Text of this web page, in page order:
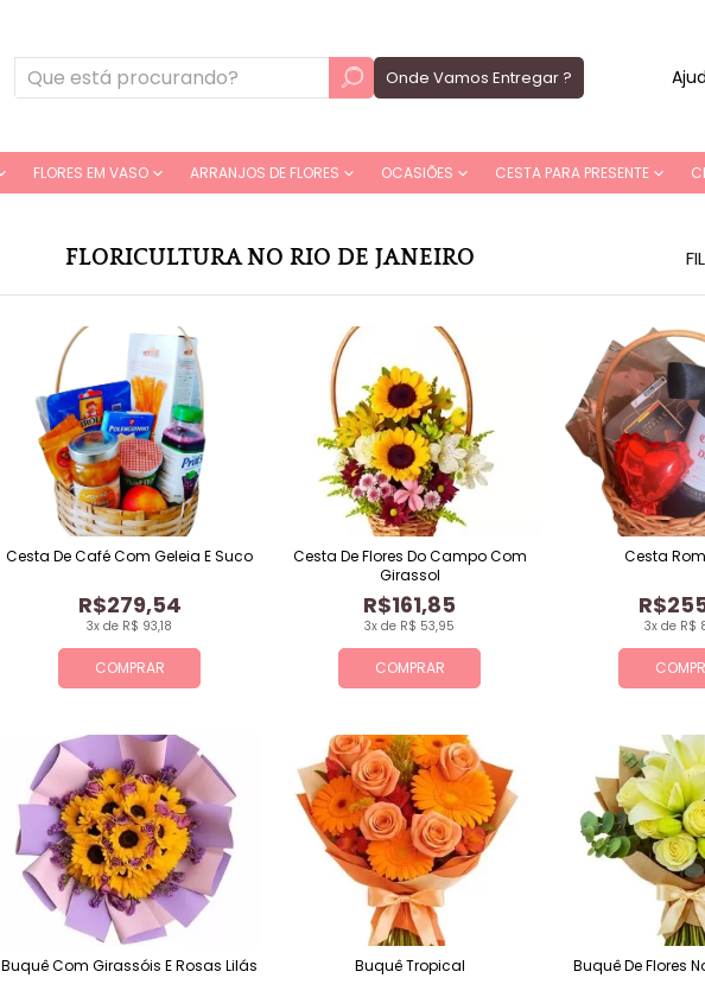
Onde Vamos Entregar ?
FLORES EM VASO ARRANJOS DE FLORES OCASIÕES CESTA PARA PRESENTE
FLORICULTURA NO RIO DE JANEIRO
COMPRAR
3x de R$ 93,18
R$279,54
Cesta De Café Com Geleia E Suco
COMPRAR
3x de R$ 53,95
R$161,85
Cesta De Flores Do Campo Com
Girassol
3x de R$
Cesta
Buquê Com Girassóis E Rosas Lilás Buquê Tropical Buquê De Flores